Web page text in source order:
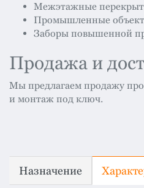
Межэтажные
Промышленные
Заборы повышенной
Продажа и
Мы предлагаем продажу
и монтаж под ключ.
Назначение